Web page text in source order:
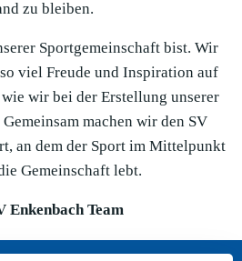
zu bleiben.
Sportgemeinschaft bist. Wir
viel Freude und Inspiration auf
wir bei der Erstellung unserer
machen wir den SV
an dem der Sport im Mittelpunkt
Gemeinschaft lebt.
Enkenbach Team